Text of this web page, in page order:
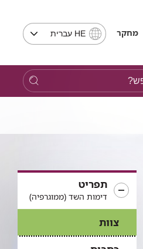
מחקרבחירת
שפה
שים
בבחירת
HE עברית
תפריט
דימות השד (ממוגרפיה)
צוות